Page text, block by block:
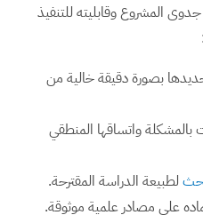
جدوى المشروع وقابليته للتنفيذ
بصورة دقيقة خالية من
بالمشكلة واتساقها المنطقي
لطبيعة الدراسة المقترحة.
على مصادر علمية موثوقة.